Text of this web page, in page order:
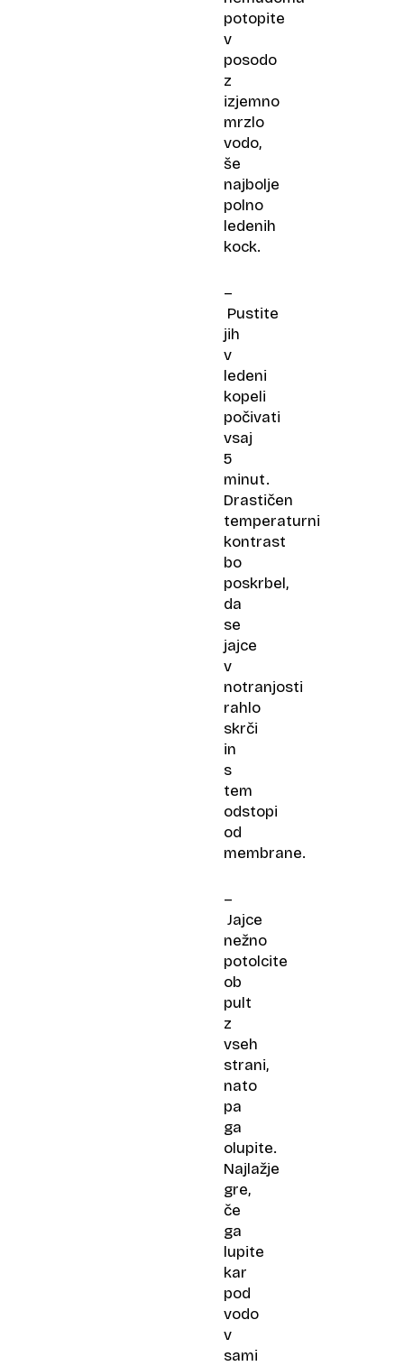
potopite
v
posodo
z
izjemno
mrzlo
vodo,
še
najbolje
polno
ledenih
kock.
–
Pustite
jih
v
ledeni
kopeli
počivati
vsaj
5
minut.
Drastičen
temperaturni
kontrast
bo
poskrbel,
da
se
jajce
v
notranjosti
rahlo
skrči
in
s
tem
odstopi
od
membrane.
–
Jajce
nežno
potolcite
ob
pult
z
vseh
strani,
nato
pa
ga
olupite.
Najlažje
gre,
če
ga
lupite
kar
pod
vodo
v
sami